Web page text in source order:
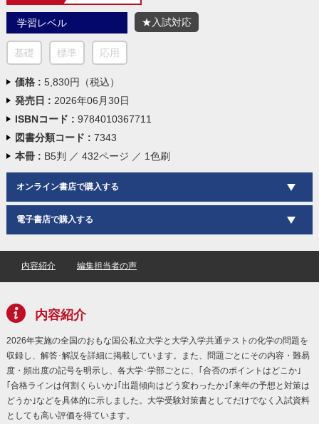
学習レベル
基礎 標準 応用
★入試対応
価格 : 5,830円（税込）
発売日 : 2026年06月30日
ISBNコード : 9784010367711
図書分類コード : 7343
本冊 : B5判 ／ 432ページ ／ 1色刷
オンライン書店で購入する
電子書店で購入する
内容紹介 編集担当者の声
内容紹介
2026年実施の全国のおもな国公私立大学と大学入学共通テストの化学の問題を
収録し、解答･解説を詳細に掲載しています。また、問題ごとにその内容・難易
度・頻出度の記号を明示し、各大学･学部ごとに、｢合否のポイントはどこか｣
｢合格ラインは何割くらいか｣｢出題傾向はどう変わったか｣｢来年の予想と対策は
どうか｣などを具体的に示しました。大学受験対策書としてだけでなく入試資料
としても高い評価を得ています。